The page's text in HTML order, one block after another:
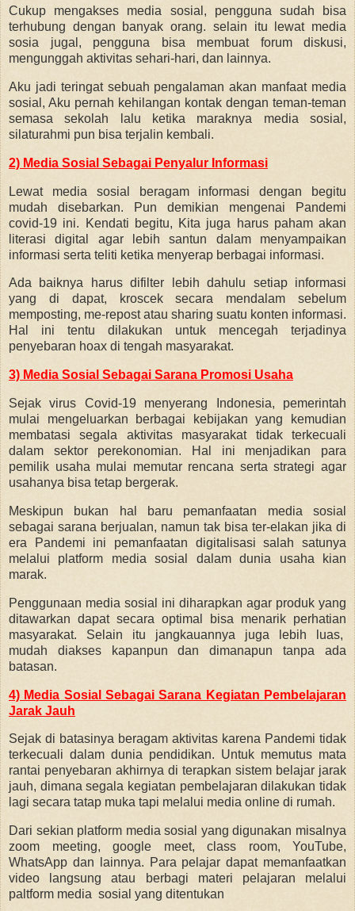
Cukup mengakses media sosial, pengguna sudah bisa
terhubung dengan banyak orang. selain itu lewat media
sosia jugal, pengguna bisa membuat forum diskusi,
mengunggah aktivitas sehari-hari, dan lainnya.
Aku jadi teringat sebuah pengalaman akan manfaat media
sosial, Aku pernah kehilangan kontak dengan teman-teman
semasa sekolah lalu ketika maraknya media sosial,
silaturahmi pun bisa terjalin kembali.
2) Media Sosial Sebagai Penyalur Informasi
Lewat media sosial beragam informasi dengan begitu
mudah disebarkan. Pun demikian mengenai Pandemi
covid-19 ini. Kendati begitu, Kita juga harus paham akan
literasi digital agar lebih santun dalam menyampaikan
informasi serta teliti ketika menyerap berbagai informasi.
Ada baiknya harus difilter lebih dahulu setiap informasi
yang di dapat, kroscek secara mendalam sebelum
memposting, me-repost atau sharing suatu konten informasi.
Hal ini tentu dilakukan untuk mencegah terjadinya
penyebaran hoax di tengah masyarakat.
3) Media Sosial Sebagai Sarana Promosi Usaha
Sejak virus Covid-19 menyerang Indonesia, pemerintah
mulai mengeluarkan berbagai kebijakan yang kemudian
membatasi segala aktivitas masyarakat tidak terkecuali
dalam sektor perekonomian. Hal ini menjadikan para
pemilik usaha mulai memutar rencana serta strategi agar
usahanya bisa tetap bergerak.
Meskipun bukan hal baru pemanfaatan media sosial
sebagai sarana berjualan, namun tak bisa ter-elakan jika di
era Pandemi ini pemanfaatan digitalisasi salah satunya
melalui platform media sosial dalam dunia usaha kian
marak.
Penggunaan media sosial ini diharapkan agar produk yang
ditawarkan dapat secara optimal bisa menarik perhatian
masyarakat. Selain itu jangkauannya juga lebih luas,
mudah diakses kapanpun dan dimanapun tanpa ada
batasan.
4) Media Sosial Sebagai Sarana Kegiatan Pembelajaran
Jarak Jauh
Sejak di batasinya beragam aktivitas karena Pandemi tidak
terkecuali dalam dunia pendidikan. Untuk memutus mata
rantai penyebaran akhirnya di terapkan sistem belajar jarak
jauh, dimana segala kegiatan pembelajaran dilakukan tidak
lagi secara tatap muka tapi melalui media online di rumah.
Dari sekian platform media sosial yang digunakan misalnya
zoom meeting, google meet, class room, YouTube,
WhatsApp dan lainnya. Para pelajar dapat memanfaatkan
video langsung atau berbagi materi pelajaran melalui
paltform media sosial yang ditentukan